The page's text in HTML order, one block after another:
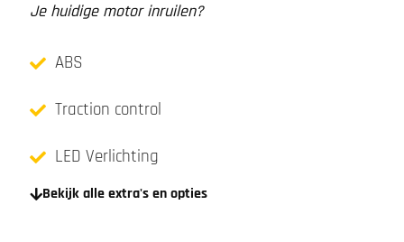
Je huidige motor inruilen?
ABS
Traction control
LED Verlichting
Bekijk alle extra's en opties